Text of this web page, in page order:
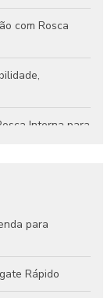
com Rosca
Interna para
e Dicas para
Usos e
para
Rápido